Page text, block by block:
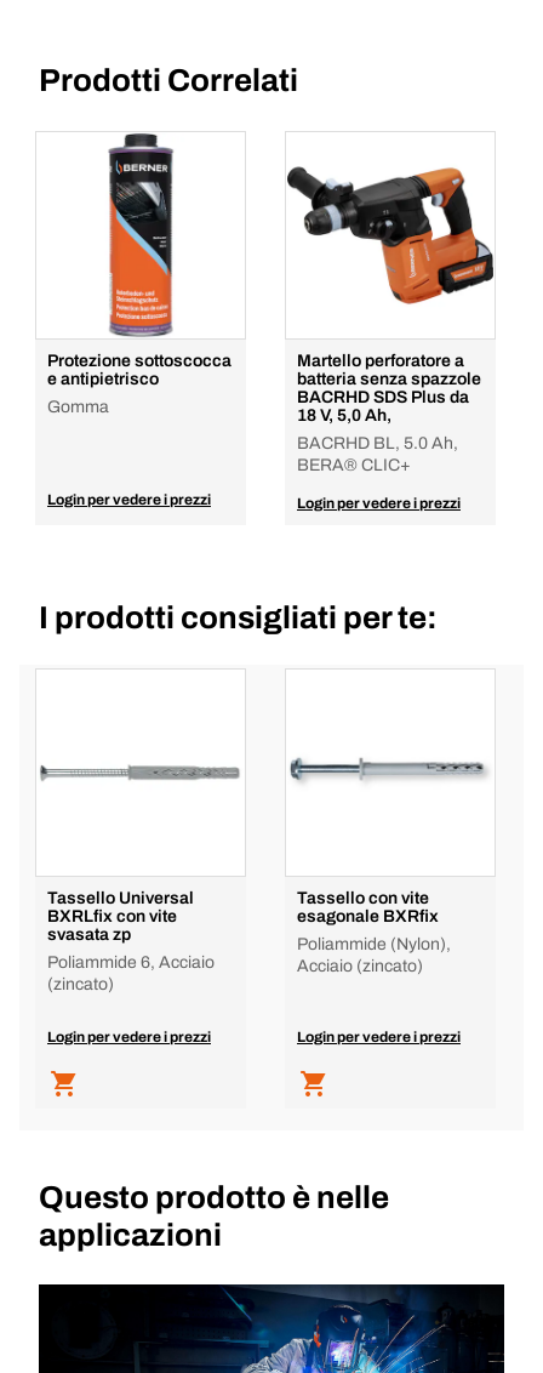
Prodotti Correlati
Protezione sottoscocca
e antipietrisco
Gomma
Login per vedere i prezzi
Martello perforatore a
batteria senza spazzole
BACRHD SDS Plus da
18 V, 5,0 Ah,
BACRHD BL, 5.0 Ah,
BERA® CLIC+
Login per vedere i prezzi
I prodotti consigliati per te:
Tassello Universal
BXRLfix con vite
svasata zp
Poliammide 6, Acciaio
(zincato)
Login per vedere i prezzi
Tassello con vite
esagonale BXRfix
Poliammide (Nylon),
Acciaio (zincato)
Login per vedere i prezzi
Questo prodotto è nelle
applicazioni